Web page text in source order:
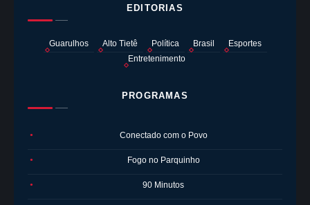
EDITORIAS
Guarulhos Alto Tietê Política Brasil
Esportes
Entretenimento
PROGRAMAS
● Conectado com o Povo
● Fogo no Parquinho
● 90 Minutos